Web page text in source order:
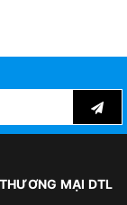
MẠI DTL